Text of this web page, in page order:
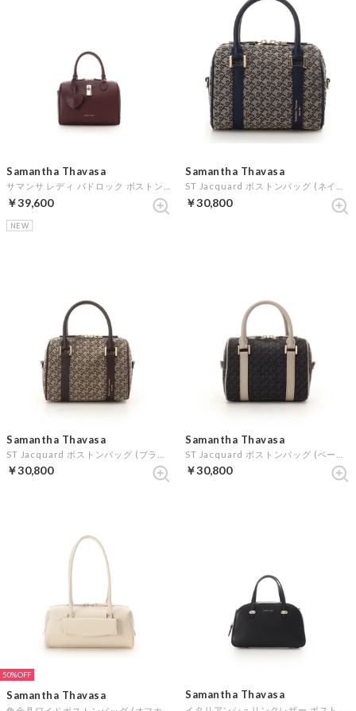
Samantha Thavasa
￥39,600
NEW
Samantha Thavasa
￥30,800
Samantha Thavasa
￥30,800
Samantha Thavasa
￥30,800
50%
Samantha Thavasa Samantha Thavasa